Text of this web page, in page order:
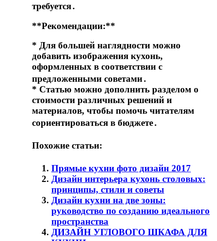
требуется․
**Рекомендации:**
* Для большей наглядности можно
добавить изображения кухонь,
оформленных в соответствии с
предложенными советами․
* Статью можно дополнить разделом о
стоимости различных решений и
материалов, чтобы помочь читателям
сориентироваться в бюджете․
Похожие статьи:
Прямые кухни фото дизайн 2017
Дизайн интерьера кухонь столовых:
принципы, стили и советы
Дизайн кухни на две зоны:
руководство по созданию идеального
пространства
ДИЗАЙН УГЛОВОГО ШКАФА ДЛЯ